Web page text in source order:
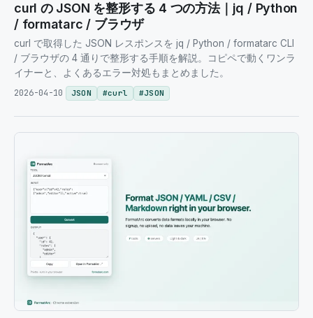
curl の JSON を整形する 4 つの方法｜jq / Python
/ formatarc / ブラウザ
curl で取得した JSON レスポンスを jq / Python / formatarc CLI
/ ブラウザの 4 通りで整形する手順を解説。コピペで動くワンラ
イナーと、よくあるエラー対処もまとめました。
2026-04-10
JSON #curl #JSON